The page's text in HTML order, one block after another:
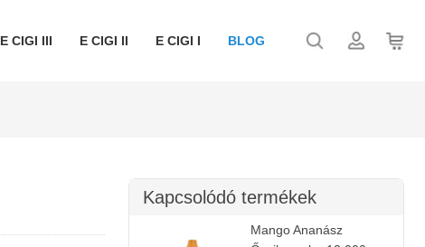
E CIGI III E CIGI II E CIGI I BLOG
Kapcsolódó termékek
Mango Ananász